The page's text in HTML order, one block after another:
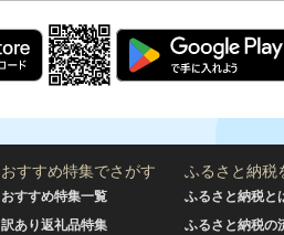
おすすめ特集でさがす
おすすめ特集一覧
訳あり返礼品特集
ふるさと納税
ふるさと納税と
ふるさと納税の